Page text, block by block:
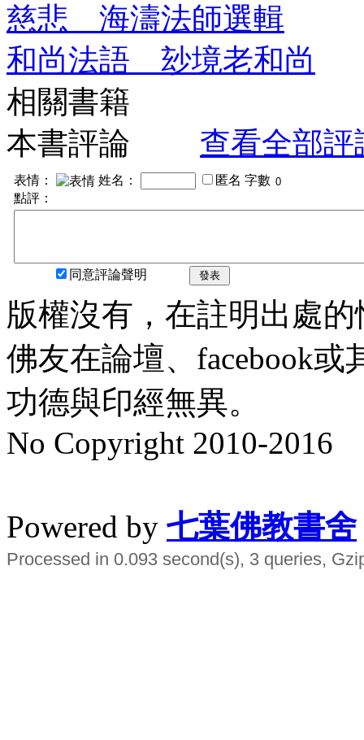
慈悲 海濤法師選輯
和尚法語 玅境老和尚
相關書籍
本書評論
查看全部評
表情： 姓名： 匿名 字數
點評：
同意評論聲明 發表
版權沒有，在註明出處
佛友在論壇、facebook
功德與印經無異。
No Copyright 2010-2016
Powered by 七葉佛教書舍
Processed in 0.093 second(s), 3 queries,